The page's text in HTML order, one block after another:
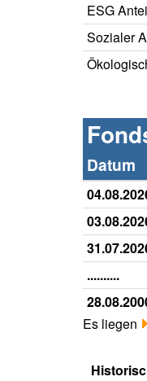
ESG
Sozialer
Datum
..........
Es liegen